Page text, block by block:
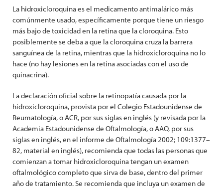
La hidroxicloroquina es el medicamento antimalárico más
comúnmente usado, específicamente porque tiene un riesgo
más bajo de toxicidad en la retina que la cloroquina. Esto
posiblemente se deba a que la cloroquina cruza la barrera
sanguínea de la retina, mientras que la hidroxicloroquina no lo
hace (no hay lesiones en la retina asociadas con el uso de
quinacrina).
La declaración oficial sobre la retinopatía causada por la
hidroxicloroquina, provista por el Colegio Estadounidense de
Reumatología, o ACR, por sus siglas en inglés (y revisada por la
Academia Estadounidense de Oftalmología, o AAO, por sus
siglas en inglés, en el informe de Oftalmología 2002; 109:1377–
82, material en inglés), recomienda que todas las personas que
comienzan a tomar hidroxicloroquina tengan un examen
oftalmológico completo que sirva de base, dentro del primer
año de tratamiento. Se recomienda que incluya un examen de